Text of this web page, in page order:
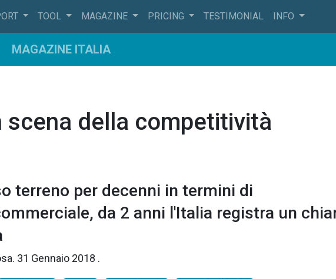
TOOL MAGAZINE PRICING TESTIMONIAL INFO
MAGAZINE ITALIA
scena della competitività
terreno per decenni in termini di
da 2 anni l'Italia registra un
. 31 Gennaio 2018 .